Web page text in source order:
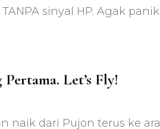
sinyal HP. Agak panik
Let’s Fly!
naik dari Pujon terus ke